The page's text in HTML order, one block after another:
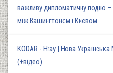
важливу дипломатичну подію
між Вашингтоном і Києвом
KODAR - Hray | Нова Українська
(+відео)